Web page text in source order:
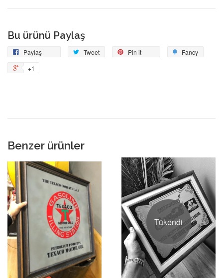
Bu ürünü Paylaş
Paylaş
Facebook'ta Tweet Tweetle Pin it Fancy
+1
Benzer ürünler
Tükendi